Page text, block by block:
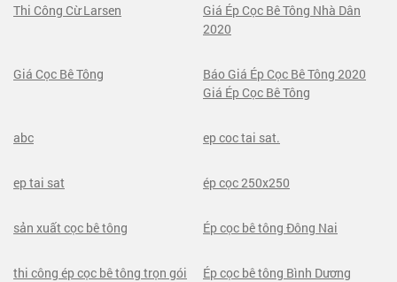
Thi Công Cừ Larsen
Giá Ép Cọc Bê Tông Nhà Dân
2020
Giá Cọc Bê Tông
Báo Giá Ép Cọc Bê Tông 2020
Giá Ép Cọc Bê Tông
abc ep coc tai sat.
ep tai sat ép cọc 250x250
sản xuất cọc bê tông Ép cọc bê tông Đông Nai
thi công ép cọc bê tông trọn gói Ép cọc bê tông Bình Dương